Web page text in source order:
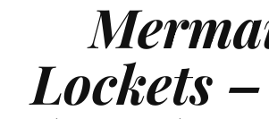
Lockets